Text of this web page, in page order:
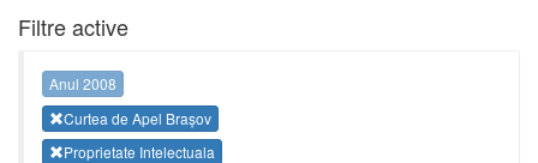
Filtre active
Anul 2008
Curtea de Apel Brașov
Proprietate Intelectuala